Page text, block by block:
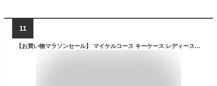
11
【お買い物マラソンセール】 マイケルコース キーケース レディース MICHAEL KORS key case 35F9GFTP5L MERLO 【送料無料♪】 ギフト プレゼント 男性 女性 誕生日